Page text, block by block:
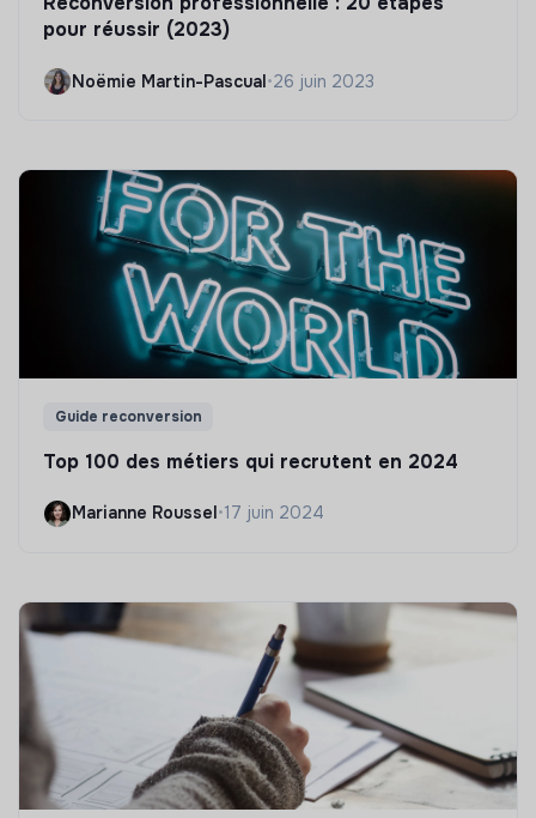
pour réussir (2023)
Noëmie Martin-Pascual•26 juin 2023
Guide reconversion
Top 100 des métiers qui recrutent en 2024
Marianne Roussel •17 juin 2024